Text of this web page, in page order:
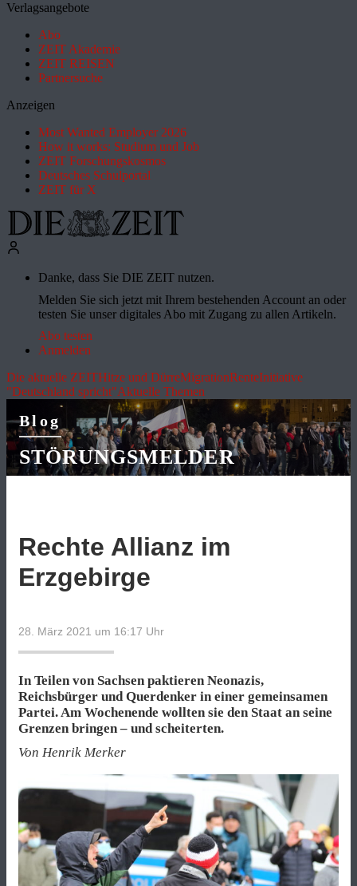
Verlagsangebote
Abo
ZEIT Akademie
ZEIT REISEN
Partnersuche
Anzeigen
Most Wanted Employer 2026
How it works: Studium und Job
ZEIT Forschungskosmos
Deutsches Schulportal
ZEIT für X
Danke, dass Sie DIE ZEIT nutzen.
Melden Sie sich jetzt mit Ihrem bestehenden Account an oder
testen Sie unser digitales Abo mit Zugang zu allen Artikeln.
Abo testen
Anmelden
Die aktuelle ZEITHitze und DürreMigrationRenteInitiative
"Deutschland spricht"Aktuelle Themen
Blog
STÖRUNGSMELDER
Rechte Allianz im
Erzgebirge
28. März 2021 um 16:17 Uhr
In Teilen von Sachsen paktieren Neonazis,
Reichsbürger und Querdenker in einer gemeinsamen
Partei. Am Wochenende wollten sie den Staat an seine
Grenzen bringen – und scheiterten.
Von Henrik Merker